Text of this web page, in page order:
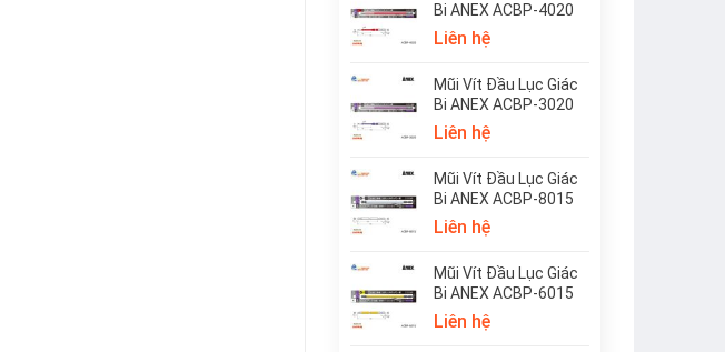
Bi ANEX ACBP-4020
Liên hệ
Mũi Vít Đầu Lục Giác
Bi ANEX ACBP-3020
Liên hệ
Mũi Vít Đầu Lục Giác
Bi ANEX ACBP-8015
Liên hệ
Mũi Vít Đầu Lục Giác
Bi ANEX ACBP-6015
Liên hệ